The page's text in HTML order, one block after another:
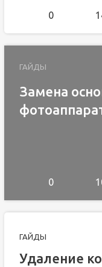
0
ГАЙДЫ
Замена
0
ГАЙДЫ
Удаление